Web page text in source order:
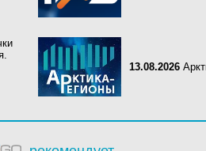
13.08.2026